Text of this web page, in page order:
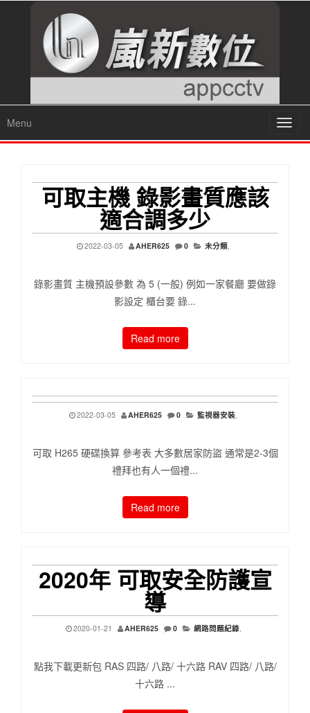
Menu
可取主機 錄影畫質應該
適合調多少
2022-03-05 AHER625 0 未分類,
錄影畫質 主機預設參數 為 5 (一般) 例如一家餐廳 要做錄
影設定 櫃台要 錄...
Read more
2022-03-05 AHER625 0 監視器安裝,
可取 H265 硬碟換算 參考表 大多數居家防盜 通常是2-3個
禮拜也有人一個禮...
Read more
2020年 可取安全防護宣
導
2020-01-21 AHER625 0 網路問題紀錄,
點我下載更新包 RAS 四路/ 八路/ 十六路 RAV 四路/ 八路/
十六路 ...